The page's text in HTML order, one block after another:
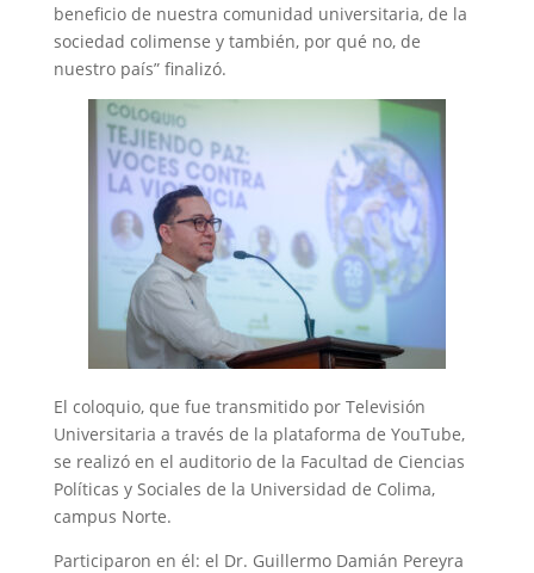
beneficio de nuestra comunidad universitaria, de la
sociedad colimense y también, por qué no, de
nuestro país” finalizó.
El coloquio, que fue transmitido por Televisión
Universitaria a través de la plataforma de YouTube,
se realizó en el auditorio de la Facultad de Ciencias
Políticas y Sociales de la Universidad de Colima,
campus Norte.
Participaron en él: el Dr. Guillermo Damián Pereyra